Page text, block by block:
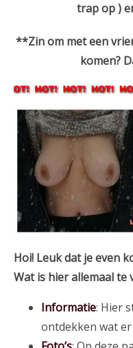
trap op )
**Zin om met een
komen?
Hoi! Leuk dat je even
Wat is hier allemaal te
Informatie: Hier
ontdekken wat